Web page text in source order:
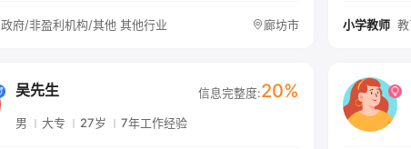
政府/非盈利机构/其他 其他行业 廊坊市 小学教师
吴先生 信息完整度:20%
男 大专 27岁 7年工作经验